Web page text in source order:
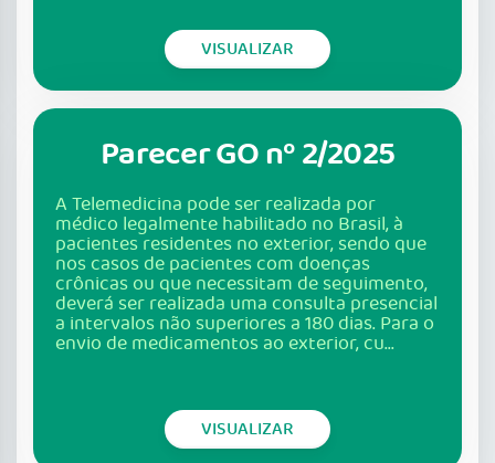
VISUALIZAR
Parecer GO nº 2/2025
A Telemedicina pode ser realizada por
médico legalmente habilitado no Brasil, à
pacientes residentes no exterior, sendo que
nos casos de pacientes com doenças
crônicas ou que necessitam de seguimento,
deverá ser realizada uma consulta presencial
a intervalos não superiores a 180 dias. Para o
envio de medicamentos ao exterior, cu...
VISUALIZAR